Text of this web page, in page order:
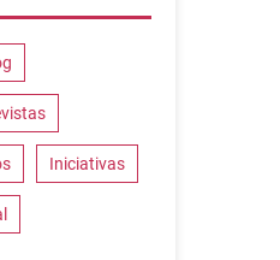
Iniciativas